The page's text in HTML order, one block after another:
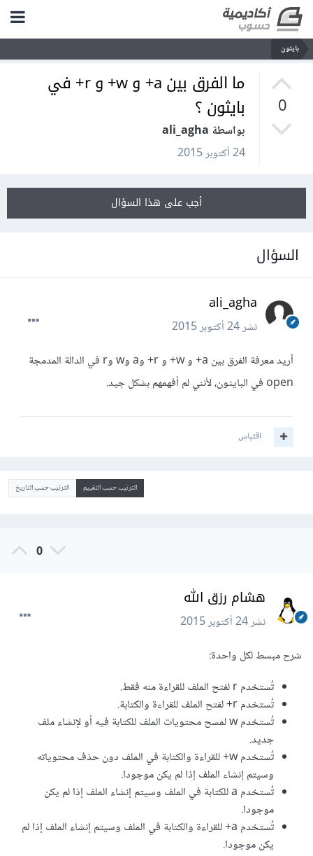
بايثون
0
ما الفرق بين a+ و w+ و r+ في
بايثون ؟
بواسطة ali_agha
24 أكتوبر 2015
أجب على هذا السؤال
السؤال
ali_agha
نشر24 أكتوبر 2015
أريد معرفة الفرق بين a+ و w+ و r+ وa وw وr في الدالة المدمجة
open في البايثون، لأنني لم أفهمهم بشكل جيد.
اقتباس
الترتيب حسب التقييم الترتيب حسب التاريخ
0
هشام رزق الله
نشر24 أكتوبر 2015
شرح مبسط لكل واحدة:
تُستخدم r لفتح الملف للقراءة منه فقط.
تُستخدم r+ لفتح الملف للقراءة والكتابة.
تُستخدم w لمسح محتويات الملف للكتابة فيه أو لإنشاء ملف
جديد.
تُستخدم w+ للقراءة والكتابة في الملف دون حذف محتوياته
وسيتم إنشاء الملف إذا لم يكن موجودا.
تُستخدم a للكتابة في الملف وسيتم إنشاء الملف إذا لم يكن
موجودا.
تُستخدم a+ للقراءة والكتابة في الملف وسيتم إنشاء الملف إذا لم
يكن موجودا.